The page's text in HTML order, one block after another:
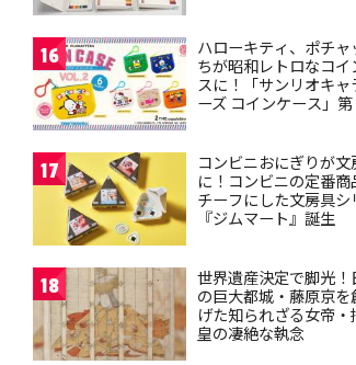
16
ハローキティ、ポチャ
ちが昭和レトロなコイ
スに！「サンリオキャ
ーズ コインケース」
17
コンビニおにぎりが文
に！コンビニの定番商
チーフにした文房具シ
『ジムマート』誕生
18
世界遺産決定で脚光！
の巨大都城・藤原京を
げた知られざる女帝・
皇の凄絶な執念